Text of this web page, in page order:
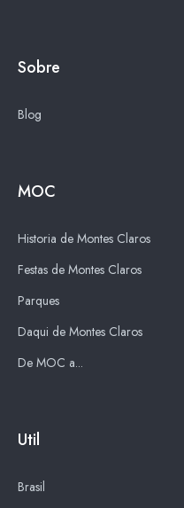
Sobre
Blog
MOC
Historia de Montes Claros
Festas de Montes Claros
Parques
Daqui de Montes Claros
De MOC a...
Util
Brasil